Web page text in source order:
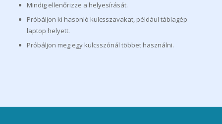
Mindig ellenőrizze a helyesírását.
Próbáljon ki hasonló kulcsszavakat, például táblagép
laptop helyett.
Próbáljon meg egy kulcsszónál többet használni.